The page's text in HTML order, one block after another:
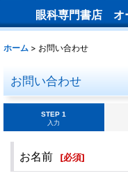
眼科専門書店
ホーム > お問い合わせ
お問い合わせ
STEP 1
入力
お名前 [必須]